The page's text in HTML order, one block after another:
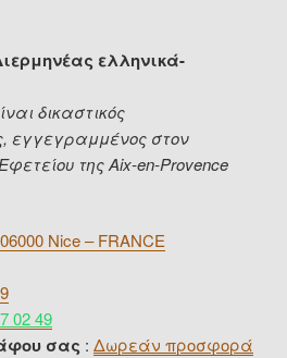
ελληνικά-
δικαστικός
εγγεγραμμένος στον
της Aix-en-Provence
Nice – FRANCE
02 49
σας : Δωρεάν προσφορά